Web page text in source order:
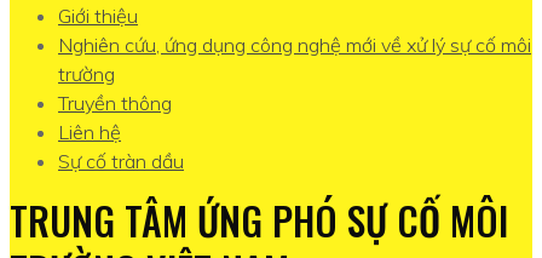
Giới thiệu
Nghiên cứu, ứng dụng công nghệ mới về xử lý sự cố môi
trường
Truyền thông
Liên hệ
Sự cố tràn dầu
TRUNG TÂM ỨNG PHÓ SỰ CỐ MÔI